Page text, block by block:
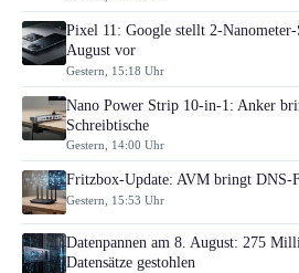
Pixel 11: Google stellt 2-
August vor
Gestern, 15:18 Uhr
Nano Power Strip 10-in-1: Anker
Schreibtische
Gestern, 14:00 Uhr
Fritzbox-Update: AVM bringt DNS-
Gestern, 15:53 Uhr
Datenpannen am 8. August: 275
Datensätze gestohlen